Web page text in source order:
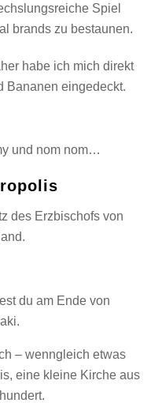
Spiel
brands zu bestaunen.
habe ich mich direkt
Bananen eingedeckt.
und nom nom…
des Erzbischofs von
du am Ende von
– wenngleich etwas
eine kleine Kirche aus